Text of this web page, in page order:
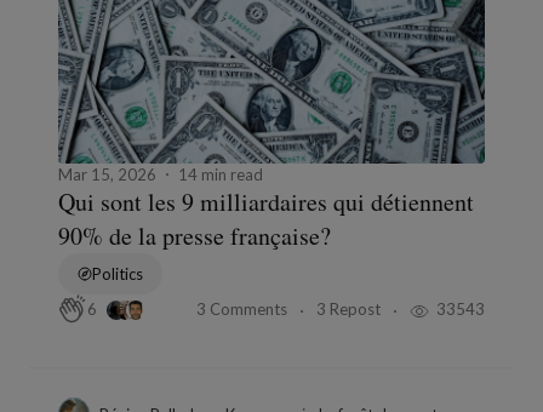
Mar 15, 2026 14 min read
Qui sont les 9 milliardaires qui détiennent
90% de la presse française?
Politics
6
3 Comments 3 Repost 33543